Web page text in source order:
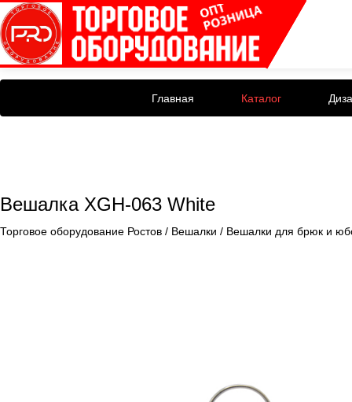
Главная Каталог
Вешалка XGH-063 White
Торговое оборудование Ростов / Вешалки / Вешалки для брюк и